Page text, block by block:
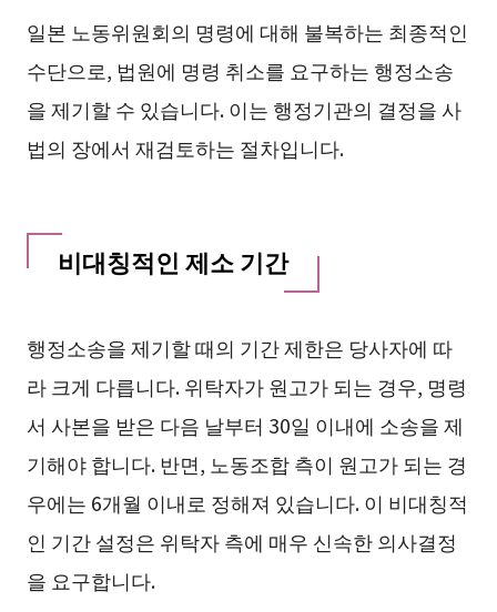
일본 노동위원회의 명령에 대해 불복하는 최종적인
수단으로, 법원에 명령 취소를 요구하는 행정소송
을 제기할 수 있습니다. 이는 행정기관의 결정을 사
법의 장에서 재검토하는 절차입니다.
비대칭적인 제소 기간
행정소송을 제기할 때의 기간 제한은 당사자에 따
라 크게 다릅니다. 위탁자가 원고가 되는 경우, 명령
서 사본을 받은 다음 날부터 30일 이내에 소송을 제
기해야 합니다. 반면, 노동조합 측이 원고가 되는 경
우에는 6개월 이내로 정해져 있습니다. 이 비대칭적
인 기간 설정은 위탁자 측에 매우 신속한 의사결정
을 요구합니다.